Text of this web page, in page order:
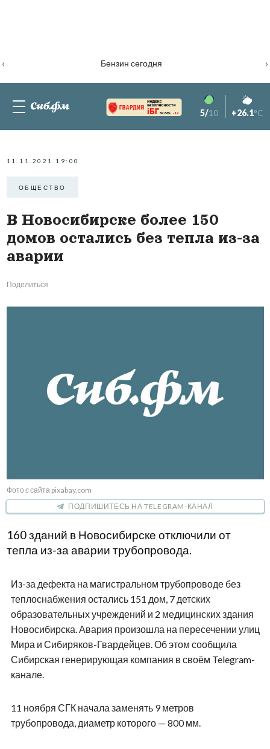
Бензин сегодня
‹ ›
82.76% -1.2 5/10 +26.1°C
11.11.2021 19:00
ОБЩЕСТВО
В Новосибирске более 150
домов остались без тепла из-за
аварии
Поделиться
Фото с сайта pixabay.com
ПОДПИШИТЕСЬ НА TELEGRAM-КАНАЛ
160 зданий в Новосибирске отключили от
тепла из-за аварии трубопровода.
Из-за дефекта на магистральном трубопроводе без
теплоснабжения остались 151 дом, 7 детских
образовательных учреждений и 2 медицинских здания
Новосибирска. Авария произошла на пересечении улиц
Мира и Сибиряков-Гвардейцев. Об этом сообщила
Сибирская генерирующая компания в своём Telegram-
канале.
11 ноября СГК начала заменять 9 метров
трубопровода, диаметр которого — 800 мм.